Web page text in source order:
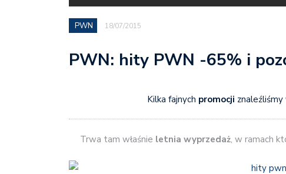
PWN 18/07/2015
PWN: hity PWN -65% i
Kilka fajnych promocji znaleźliśmy
Trwa tam właśnie letnia wyprzedaż, w ramach